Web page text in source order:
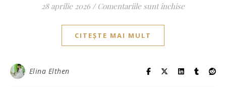
28 aprilie 2026 / Comentariile sunt închisepentru
CITEȘTE MAI MULT
Elina Elthen